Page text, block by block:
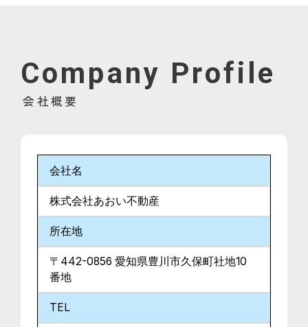
Company Profile
会社概要
会社名
株式会社あおい不動産
所在地
〒442-0856 愛知県豊川市久保町社地10
番地
TEL